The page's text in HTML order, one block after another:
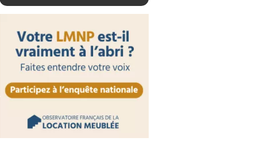
factures trouvent-elles leur destinataire ?
30 juillet 2026
Contenus générés par l’IA : la
transparence au programme
FLASH 30 juillet 2026
déclaratives à respecter
Facturation électronique : les plateformes
agréées sous haute surveillance